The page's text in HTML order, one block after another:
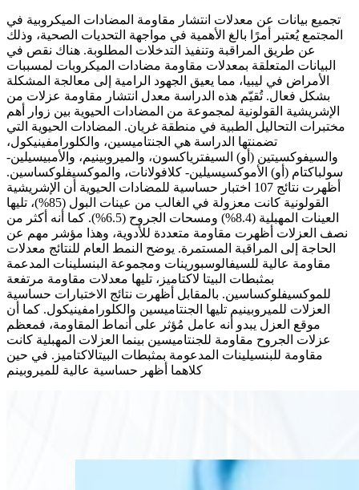
تجميع بيانات عن معدلات انتشار مقاومة المضادات الميكروبية في
المجتمع يُعتبر أمرًا بالغ الأهمية في مواجهة التحديات الصحية، وذلك
عن طريق المراقبة وتنفيذ التدخلات المطلوبة. هناك نقص في
البيانات المتعلقة بمعدلات مقاومة مضادات الميكروبات لمسببات
الأمراض في ليبيا، مما يعيق الجهود الرامية إلى معالجة المشكلة
بشكل فعال. تُقيّم هذه الدراسة معدل انتشار مقاومة عزلات من
الإشريشية القولونية لمجموعة من المضادات الحيوية بين زوار أهم
مختبرات التحاليل الطبية في منطقة غريان. المضادات الحيوية التي
تضمنتها الدراسة هي الجنتاميسين، والكلورامفينيكول،
والسيفوكسيتين (أو) السيفترياكسون، والميروبينيم، والأمبيسيلين-
سولباكتام (أو) الأموكسيسيلين- كلافولانات، والموكسيفلوكساسين.
أظهرت نتائج 107 اختبار حساسية للمضادات الحيوية أن الإشريشية
القولونية كانت معزولة في الغالب من عينات البول (85%)، تليها
العينات المهبلية (8.4%) ومسحات الجروح (6.5%). كما أنه أكثر من
نصف العزلات أظهرت مقاومة متعددة للأدوية، وهذا مؤشر مهم عن
الحاجة إلى المراقبة المستمرة. يوضح النمط العام للنتائج معدلات
مقاومة عالية للسيفالوسبورينات ومجموعة البنسلينات المدعمة
بمثبطات البيتا لاكتاميز، تليها معدلات مقاومة مرتفعة
للموكسيفلوكساسين. بالمقابل أظهرت نتائج الاختبارات حساسية
العزلات للميروبينيم تليها الجنتاميسين والكلورامفينيكول. كما أن
موقع العزل يبدو أنه عامل مُؤثر على أنماط المقاومة، فمعظم
عزلات الجروح مقاومة للجنتاميسين بينما العزلات المهبلية كانت
مقاومة للبنسيلينات المدعومة بمثبطات البيتالاكتاميز. في حين
كلاهما أظهر حساسية عالية للميروبينم